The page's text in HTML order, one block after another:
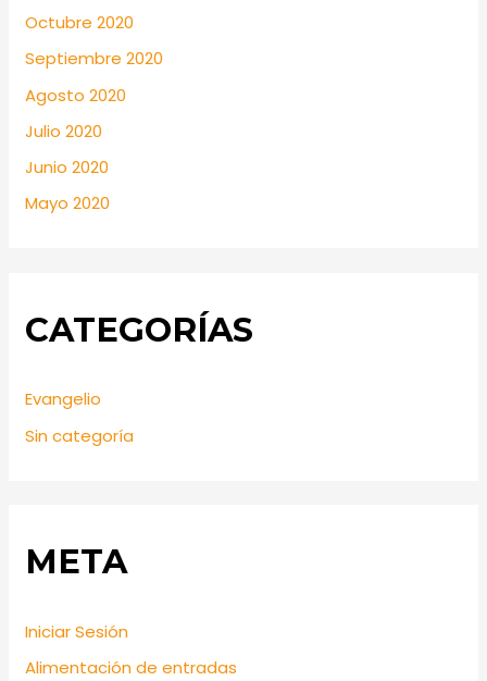
Octubre 2020
Septiembre 2020
Agosto 2020
Julio 2020
Junio 2020
Mayo 2020
CATEGORÍAS
Evangelio
Sin categoría
META
Iniciar Sesión
Alimentación de entradas